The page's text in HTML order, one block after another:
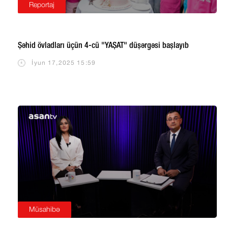
Şəhid övladları üçün 4-cü "YAŞAT" düşərgəsi başlayıb
İyun 17,2025 15:59
Reportaj
Müsahibə